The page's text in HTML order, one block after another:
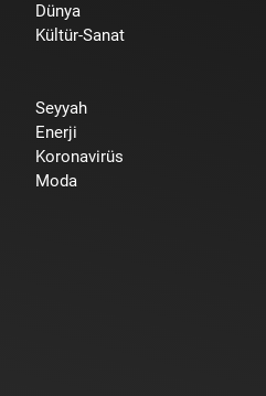
Dünya
Kültür-Sanat
Seyyah
Enerji
Koronavirüs
Moda